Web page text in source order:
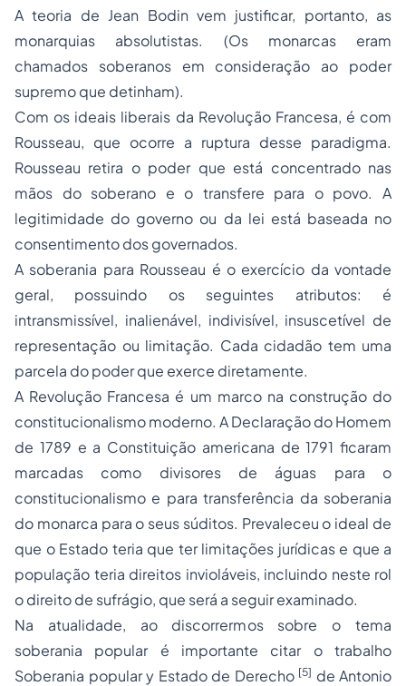
A teoria de Jean Bodin vem justificar, portanto, as
monarquias absolutistas. (Os monarcas eram
chamados soberanos em consideração ao poder
supremo que detinham).
Com os ideais liberais da Revolução Francesa, é com
Rousseau, que ocorre a ruptura desse paradigma.
Rousseau retira o poder que está concentrado nas
mãos do soberano e o transfere para o povo. A
legitimidade do governo ou da lei está baseada no
consentimento dos governados.
A soberania para Rousseau é o exercício da vontade
geral, possuindo os seguintes atributos: é
intransmissível, inalienável, indivisível, insuscetível de
representação ou limitação. Cada cidadão tem uma
parcela do poder que exerce diretamente.
A Revolução Francesa é um marco na construção do
constitucionalismo moderno. A Declaração do Homem
de 1789 e a Constituição americana de 1791 ficaram
marcadas como divisores de águas para o
constitucionalismo e para transferência da soberania
do monarca para o seus súditos. Prevaleceu o ideal de
que o Estado teria que ter limitações jurídicas e que a
população teria direitos invioláveis, incluindo neste rol
o direito de sufrágio, que será a seguir examinado.
Na atualidade, ao discorrermos sobre o tema
soberania popular é importante citar o trabalho
Soberania popular y Estado de Derecho [5] de Antonio